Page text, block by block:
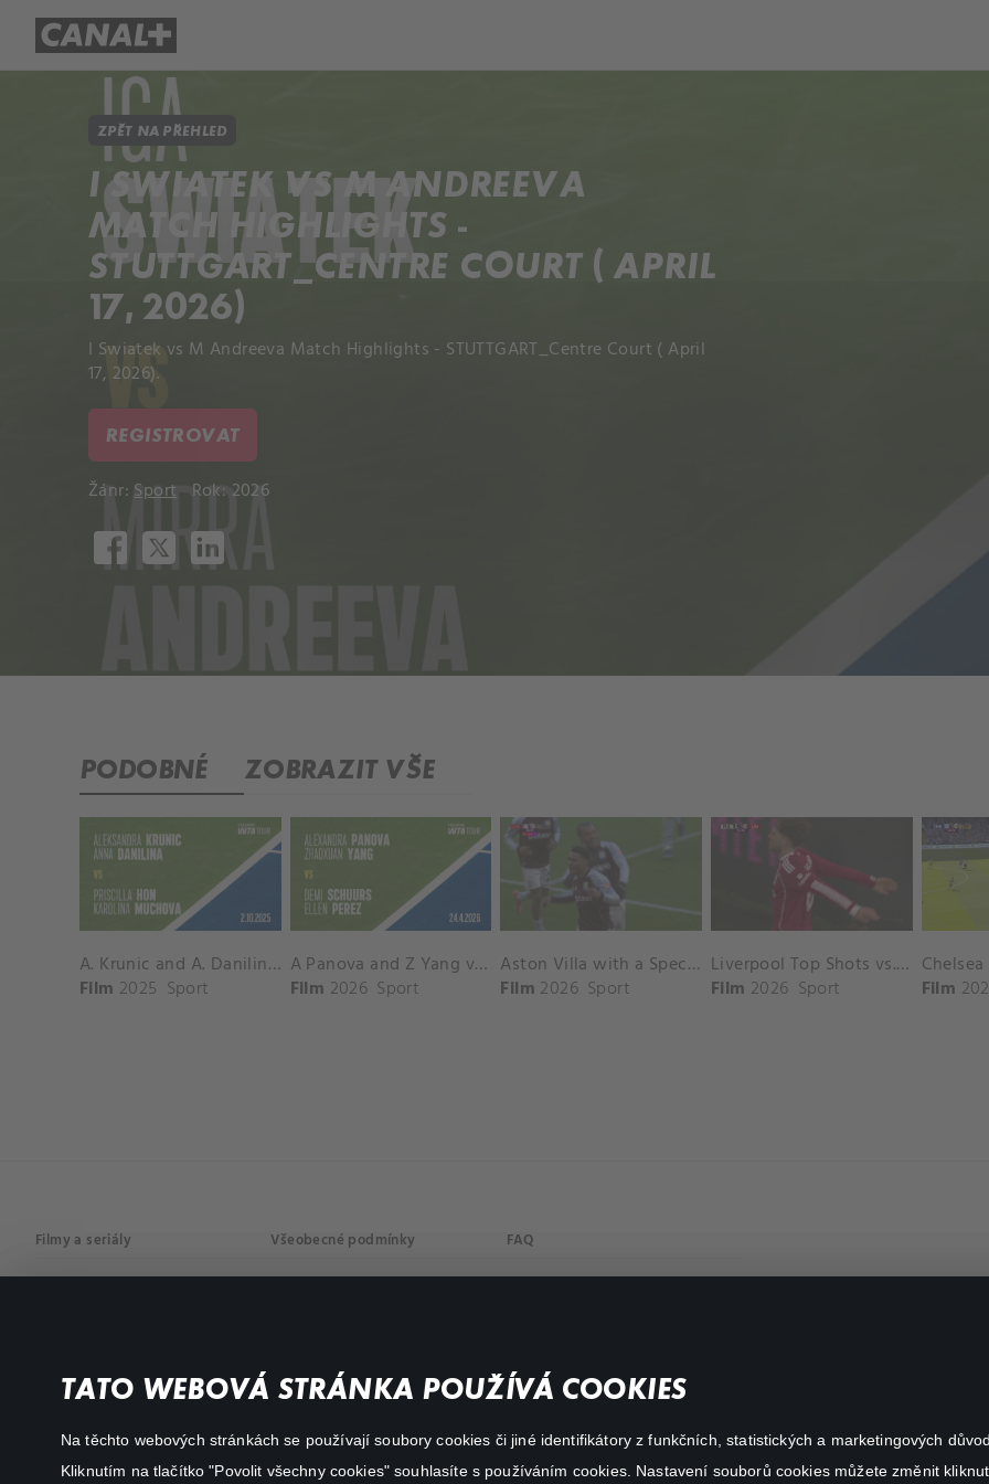
TATO WEBOVÁ STRÁNKA POUŽÍVÁ COOKIES
Na těchto webových stránkách se používají soubory cookies či jiné identifikátory z funkčních, statistických a marketingových
Kliknutím na tlačítko "Povolit všechny cookies" souhlasíte s používáním cookies. Nastavení souborů cookies můžete změnit
ZPĚT NA PŘEHLED
I SWIATEK VS M ANDREEVA
MATCH HIGHLIGHTS -
STUTTGART_CENTRE COURT ( APRIL
17, 2026)
I Swiatek vs M Andreeva Match Highlights - STUTTGART_Centre Court ( April
17, 2026).
REGISTROVAT
Žánr:Sport Rok: 2026
PODOBNÉ ZOBRAZIT VŠE
A. Krunic and A. Danilina vs. P. Hon and K. Muchova Match Highlights - BEIJING_Capital Group Diamond ( October 02, 2025)
Film 2025 Sport
A Panova and Z Yang vs D Schuurs and E Perez Match Highlights - MADRID_Court 8 ( April 24, 2026)
Film 2026 Sport
Aston Villa with a Spectacular Goal vs. Nottingham Forest
Film 2026 Sport
Liverpool Top Shots vs. Fulham
Film 2026 Sport
Film
Filmy a seriály
Akční
Všeobecné podmínky FAQ